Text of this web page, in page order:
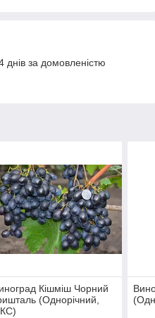
за домовленістю
Кішміш Чорний
(Однорічний,